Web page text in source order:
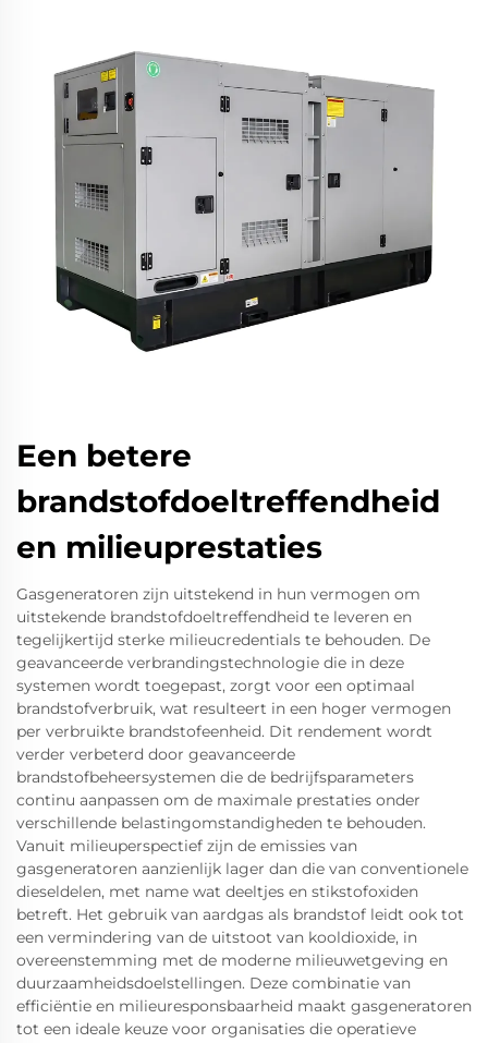
Een betere
brandstofdoeltreffendheid
en milieuprestaties
Gasgeneratoren zijn uitstekend in hun vermogen om
uitstekende brandstofdoeltreffendheid te leveren en
tegelijkertijd sterke milieucredentials te behouden. De
geavanceerde verbrandingstechnologie die in deze
systemen wordt toegepast, zorgt voor een optimaal
brandstofverbruik, wat resulteert in een hoger vermogen
per verbruikte brandstofeenheid. Dit rendement wordt
verder verbeterd door geavanceerde
brandstofbeheersystemen die de bedrijfsparameters
continu aanpassen om de maximale prestaties onder
verschillende belastingomstandigheden te behouden.
Vanuit milieuperspectief zijn de emissies van
gasgeneratoren aanzienlijk lager dan die van conventionele
dieseldelen, met name wat deeltjes en stikstofoxiden
betreft. Het gebruik van aardgas als brandstof leidt ook tot
een vermindering van de uitstoot van kooldioxide, in
overeenstemming met de moderne milieuwetgeving en
duurzaamheidsdoelstellingen. Deze combinatie van
efficiëntie en milieuresponsbaarheid maakt gasgeneratoren
tot een ideale keuze voor organisaties die operatieve